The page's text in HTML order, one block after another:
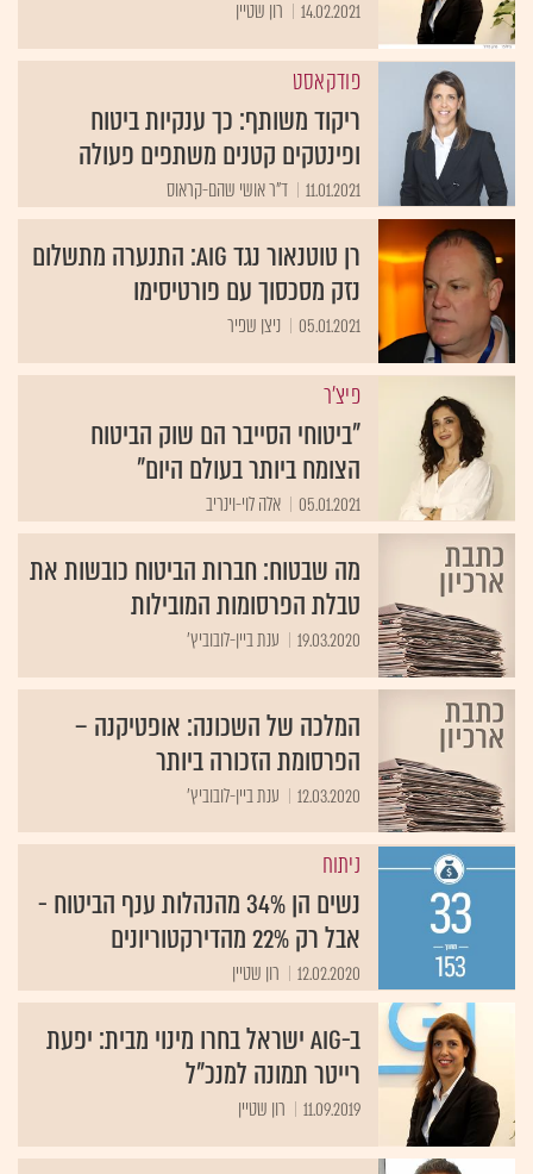
14.02.2021 רון שטיין
פודקאסט
ריקוד משותף: כך ענקיות ביטוח
ופינטקים קטנים משתפים פעולה
11.01.2021 ד"ר אושי שהם-קראוס
רן טוטנאור נגד AIG: התנערה מתשלום
נזק מסכסוך עם פורטיסימו
05.01.2021 ניצן שפיר
פיצ'ר
"ביטוחי הסייבר הם שוק הביטוח
הצומח ביותר בעולם היום"
05.01.2021 אלה לוי-וינריב
מה שבטוח: חברות הביטוח כובשות את
טבלת הפרסומות המובילות
19.03.2020 ענת ביין-לובוביץ'
המלכה של השכונה: אופטיקנה –
הפרסומת הזכורה ביותר
12.03.2020 ענת ביין-לובוביץ'
ניתוח
נשים הן 34% מהנהלות ענף הביטוח -
אבל רק 22% מהדירקטוריונים
12.02.2020 רון שטיין
ב-AIG ישראל בחרו מינוי מבית: יפעת
רייטר תמונה למנכ"ל
11.09.2019 רון שטיין